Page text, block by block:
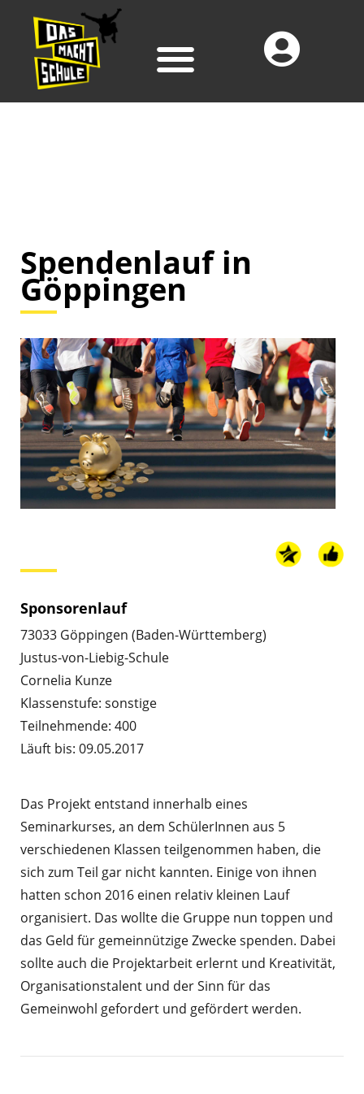
Spendenlauf in
Göppingen
Sponsorenlauf
73033 Göppingen (Baden-Württemberg)
Justus-von-Liebig-Schule
Cornelia Kunze
Klassenstufe: sonstige
Teilnehmende: 400
Läuft bis: 09.05.2017
Das Projekt entstand innerhalb eines
Seminarkurses, an dem SchülerInnen aus 5
verschiedenen Klassen teilgenommen haben, die
sich zum Teil gar nicht kannten. Einige von ihnen
hatten schon 2016 einen relativ kleinen Lauf
organisiert. Das wollte die Gruppe nun toppen und
das Geld für gemeinnützige Zwecke spenden. Dabei
sollte auch die Projektarbeit erlernt und Kreativität,
Organisationstalent und der Sinn für das
Gemeinwohl gefordert und gefördert werden.